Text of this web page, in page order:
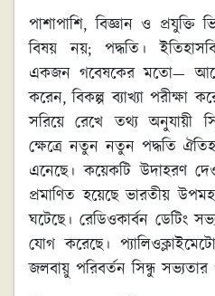
পাশাপাশি, বিজ্ঞান ও প্রযুক্তি
বিষয় নয়; পদ্ধতি।
একজন গবেষকের মতো—
করেন, বিকল্প ব্যাখ্যা পরীক্ষা
সরিয়ে রেখে তথ্য অনুযায়ী
ক্ষেত্রে নতুন নতুন পদ্ধতি
এনেছে। কয়েকটি উদাহরণ
প্রমাণিত হয়েছে ভারতীয়
ঘটেছে। রেডিওকার্বন ডেটিং
যোগ করেছে।
জলবায়ু পরিবর্তন সিন্ধু